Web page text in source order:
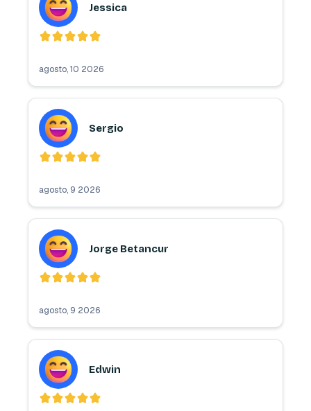
Jessica
agosto, 10 2026
Sergio
agosto, 9 2026
Jorge Betancur
agosto, 9 2026
Edwin